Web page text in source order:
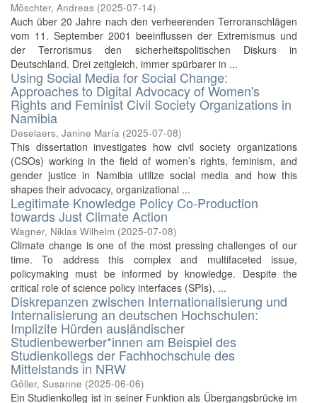
Möschter, Andreas (2025-07-14)
Auch über 20 Jahre nach den verheerenden Terroranschlägen
vom 11. September 2001 beeinflussen der Extremismus und
der Terrorismus den sicherheitspolitischen Diskurs in
Deutschland. Drei zeitgleich, immer spürbarer in ...
Using Social Media for Social Change:
Approaches to Digital Advocacy of Women's
Rights and Feminist Civil Society Organizations in
Namibia
Deselaers, Janine María (2025-07-08)
This dissertation investigates how civil society organizations
(CSOs) working in the field of women’s rights, feminism, and
gender justice in Namibia utilize social media and how this
shapes their advocacy, organizational ...
Legitimate Knowledge Policy Co-Production
towards Just Climate Action
Wagner, Niklas Wilhelm (2025-07-08)
Climate change is one of the most pressing challenges of our
time. To address this complex and multifaceted issue,
policymaking must be informed by knowledge. Despite the
critical role of science policy interfaces (SPIs), ...
Diskrepanzen zwischen Internationalisierung und
Internalisierung an deutschen Hochschulen:
Implizite Hürden ausländischer
Studienbewerber*innen am Beispiel des
Studienkollegs der Fachhochschule des
Mittelstands in NRW
Göller, Susanne (2025-06-06)
Ein Studienkolleg ist in seiner Funktion als Übergangsbrücke im